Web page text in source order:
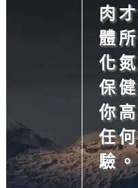
肉
體
化
保
你
任
驗。